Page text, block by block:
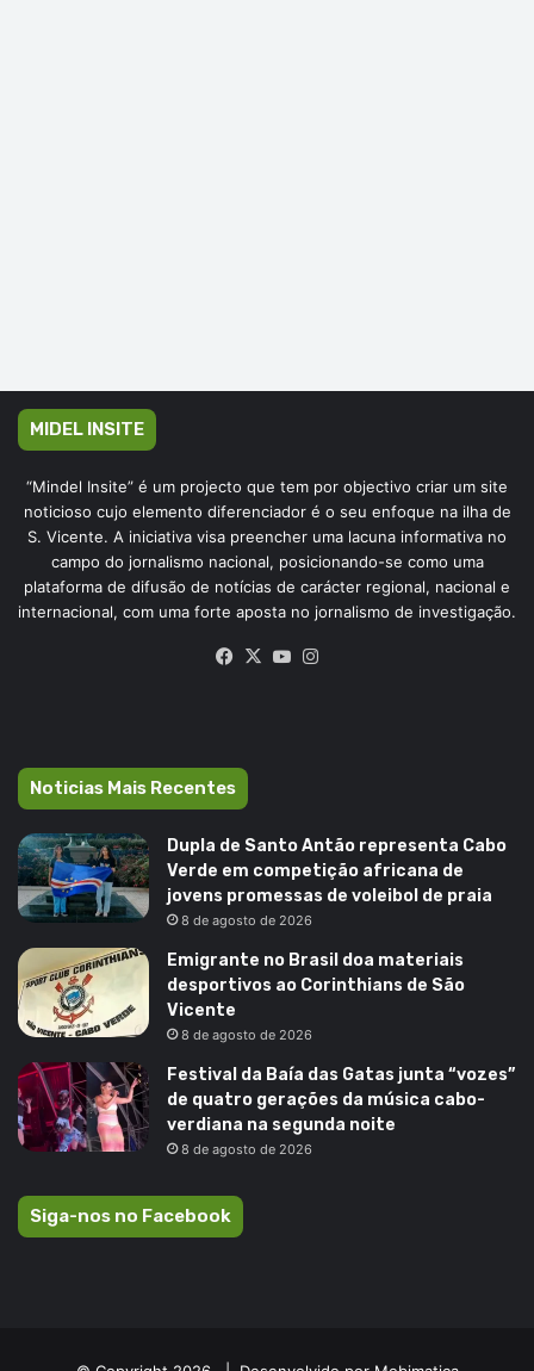
MIDEL INSITE
“Mindel Insite” é um projecto que tem por objectivo criar um site
noticioso cujo elemento diferenciador é o seu enfoque na ilha de
S. Vicente. A iniciativa visa preencher uma lacuna informativa no
campo do jornalismo nacional, posicionando-se como uma
plataforma de difusão de notícias de carácter regional, nacional e
internacional, com uma forte aposta no jornalismo de investigação.
Facebook
X YouTube
Noticias Mais Recentes
Dupla de Santo Antão representa Cabo
Verde em competição africana de
jovens promessas de voleibol de praia
8 de agosto de 2026
Emigrante no Brasil doa materiais
desportivos ao Corinthians de São
Vicente
8 de agosto de 2026
Festival da Baía das Gatas junta “vozes”
de quatro gerações da música cabo-
verdiana na segunda noite
8 de agosto de 2026
Siga-nos no Facebook